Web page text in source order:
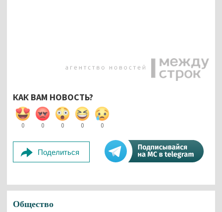
КАК ВАМ НОВОСТЬ?
0 0 0 0 0
Поделиться
Общество